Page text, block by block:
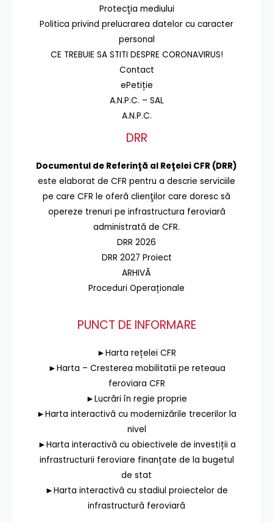
Protecţia mediului
Politica privind prelucrarea datelor cu caracter
personal
CE TREBUIE SA STITI DESPRE CORONAVIRUS!
Contact
ePetiție
A.N.P.C. – SAL
A.N.P.C.
DRR
Documentul de Referinţă al Reţelei CFR (DRR)
este elaborat de CFR pentru a descrie serviciile
pe care CFR le oferă clienţilor care doresc să
opereze trenuri pe infrastructura feroviară
administrată de CFR.
DRR 2026
DRR 2027 Proiect
ARHIVĂ
Proceduri Operaționale
PUNCT DE INFORMARE
►Harta rețelei CFR
►Harta – Cresterea mobilitatii pe reteaua
feroviara CFR
►Lucrări în regie proprie
►Harta interactivă cu modernizările trecerilor la
nivel
►Harta interactivă cu obiectivele de investiții a
infrastructurii feroviare finanțate de la bugetul
de stat
►Harta interactivă cu stadiul proiectelor de
infrastructură feroviară